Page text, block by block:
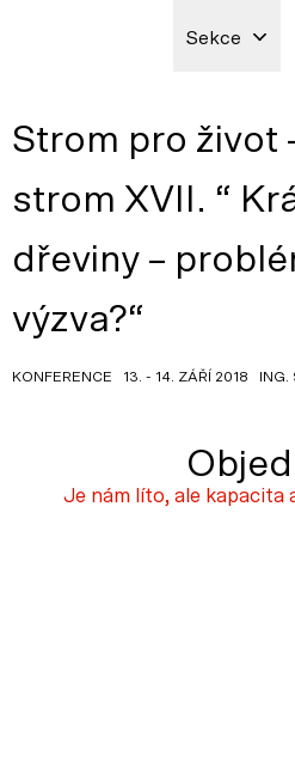
Sekce
Strom pro život
strom XVII. “
dřeviny –
výzva?“
KONFERENCE 13. - 14. ZÁŘÍ 2018 ING.
Je nám líto, ale kapacita